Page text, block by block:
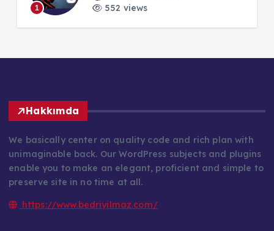
1
552 views
Hakkımda
We basically center on quality code and rich plan with
unimaginable back. Our WordPress subjects and plugins
enable you to make an elegant, proficient and simple to
preserve site in no time at all.
https://www.bedriyilmaz.com/